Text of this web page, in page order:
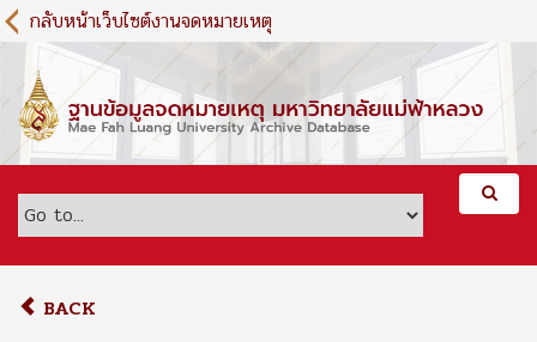
S
k
m
c
กลับหน้าเว็บไซต์งานจดหมายเหตุ
BACK